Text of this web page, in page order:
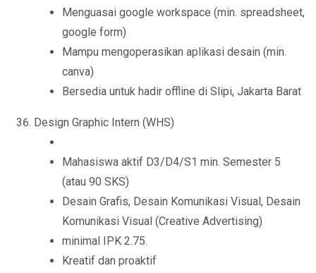
Menguasai google workspace (min. spreadsheet,
google form)
Mampu mengoperasikan aplikasi desain (min.
canva)
Bersedia untuk hadir offline di Slipi, Jakarta Barat
Design Graphic Intern (WHS)
Mahasiswa aktif D3/D4/S1 min. Semester 5
(atau 90 SKS)
Desain Grafis, Desain Komunikasi Visual, Desain
Komunikasi Visual (Creative Advertising)
minimal IPK 2.75.
Kreatif dan proaktif